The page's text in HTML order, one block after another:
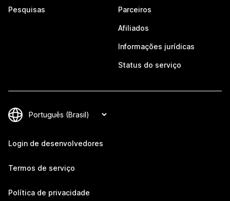
Pesquisas Parceiros
Afiliados
Informações jurídicas
Status do serviço
Login de desenvolvedores
Termos de serviço
Política de privacidade